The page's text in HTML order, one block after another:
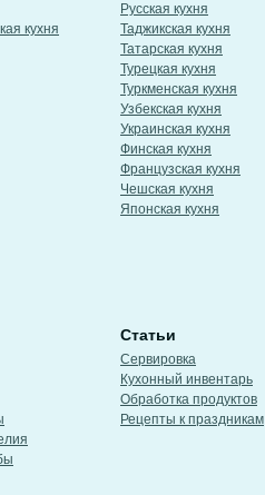
кухня
Русская кухня
Таджикская кухня
Татарская кухня
Турецкая кухня
Туркменская кухня
Узбекская кухня
Украинская кухня
Финская кухня
Французская кухня
Чешская кухня
Японская кухня
Статьи
Сервировка
Кухонный инвентарь
Обработка продуктов
Рецепты к праздникам